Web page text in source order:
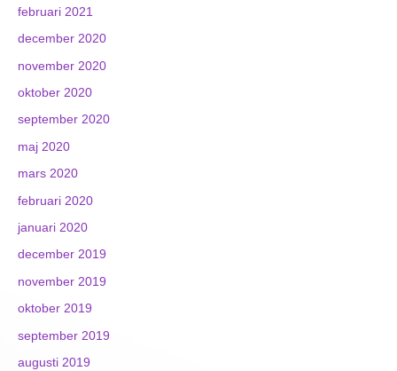
februari 2021
december 2020
november 2020
oktober 2020
september 2020
maj 2020
mars 2020
februari 2020
januari 2020
december 2019
november 2019
oktober 2019
september 2019
augusti 2019